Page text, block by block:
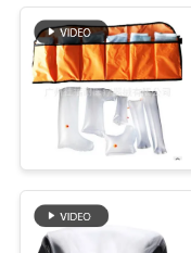
POLITIQUE
DE